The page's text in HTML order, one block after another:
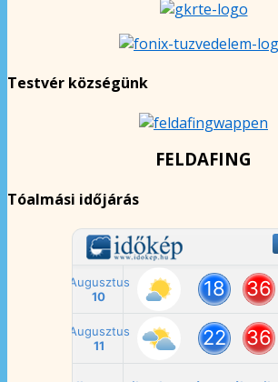
Testvér községünk
FELDAFING
Tóalmási időjárás